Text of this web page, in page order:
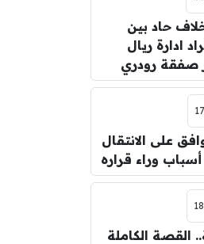
حاد بين
ادارة ريال
صفقة رودري
على الانتقال
القصة الكاملة